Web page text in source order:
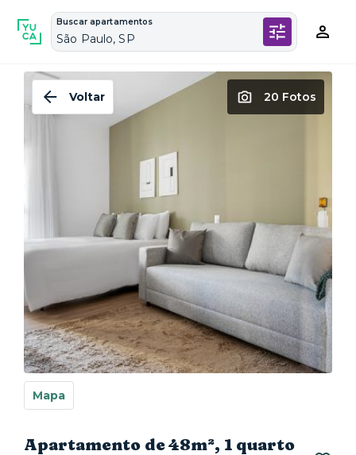
Buscar apartamentos
São Paulo, SP
Voltar 20 Fotos
Mapa
Apartamento de 48m², 1 quarto